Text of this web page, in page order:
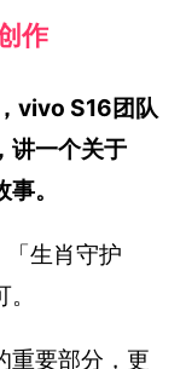
作
vivo S16团队
讲一个关于
。
生肖守护
重要部分，更